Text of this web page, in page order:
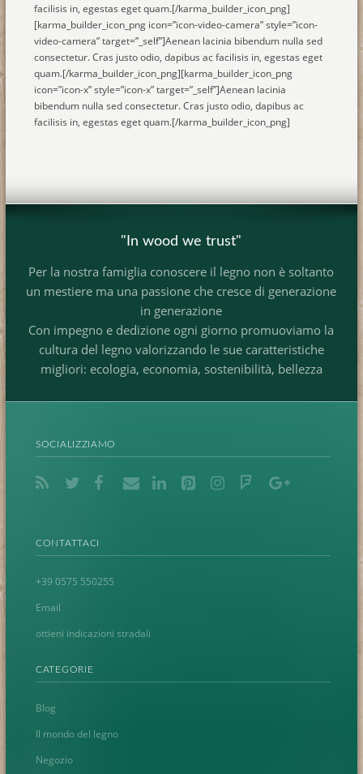
facilisis in, egestas eget quam.[/karma_builder_icon_png]
[karma_builder_icon_png icon=”icon-video-camera” style=”icon-
video-camera” target=”_self”]Aenean lacinia bibendum nulla sed
consectetur. Cras justo odio, dapibus ac facilisis in, egestas eget
quam.[/karma_builder_icon_png][karma_builder_icon_png
icon=”icon-x” style=”icon-x” target=”_self”]Aenean lacinia
bibendum nulla sed consectetur. Cras justo odio, dapibus ac
facilisis in, egestas eget quam.[/karma_builder_icon_png]
"In wood we trust"
Per la nostra famiglia conoscere il legno non è soltanto
un mestiere ma una passione che cresce di generazione
in generazione
Con impegno e dedizione ogni giorno promuoviamo la
cultura del legno valorizzando le sue caratteristiche
migliori: ecologia, economia, sostenibilità, bellezza
SOCIALIZZIAMO
CONTATTACI
+39 0575 550255
Email
ottieni indicazioni stradali
CATEGORIE
Blog
Il mondo del legno
Negozio